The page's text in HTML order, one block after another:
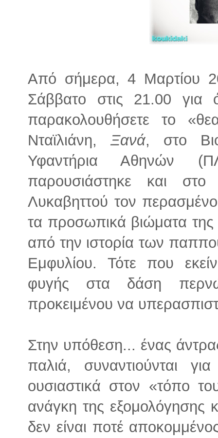
Από σήμερα, 4 Μαρτίου
Σάββατο στις 21.00 για
παρακολουθήσετε το
Νταϊλιάνη, Ξανά, στο
Υφαντήρια Αθηνών
παρουσιάστηκε και
Λυκαβηττού τον
τα προσωπικά βιώματα
από την ιστορία των
Εμφυλίου. Τότε που
φυγής στα δάση
προκειμένου να
Στην υπόθεση... ένας
παλιά, συναντιούνται
ουσιαστικά στον «τόπο
ανάγκη της
δεν είναι ποτέ